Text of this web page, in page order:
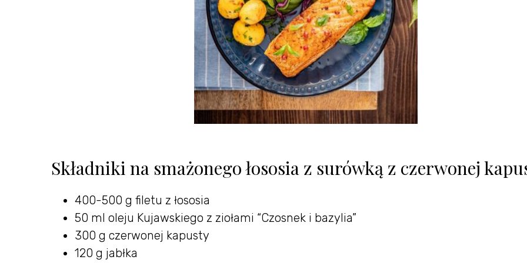
Składniki na smażonego łososia z surówką z czerwonej
400-500 g filetu z łososia
50 ml oleju Kujawskiego z ziołami “Czosnek i bazylia”
300 g czerwonej kapusty
120 g jabłka